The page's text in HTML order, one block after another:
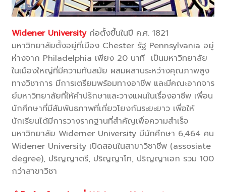
Widener Universityก่อตั้งขึ้นในปี ค.ศ. 1821
มหาวิทยาลัยตั้งอยู่ที่เมือง Chester รัฐ Pennsylvania อยู่
ห่างจาก Philadelphia เพียง 20 นาที เป็นมหาวิทยาลัย
ในเมืองใหญ่ที่มีความทันสมัย ผสมผสานระหว่างคุณภาพสูง
ทางวิชาการ มีการเตรียมพร้อมทางอาชีพ และมีคณะอากจาร
ย์มหาวิทยาลัยที่ให้คำปร๊กษาและวางแผนในเรื่องอาชีพ เพื่อน
นักศึกษาที่มีสัมพันธภาพที่เกี่ยวโยงกันระยะยาว เพื่อให้
นักเรียนได้มีการวางรากฐานที่สำคัญเพื่อความสำเร็จ
มหาวิทยาลัย Widerner University มีนักศึกษา 6,464 คน
Widener University เปิดสอนในสาขาวิชาชีพ (assosiate
degree), ปริญญาตรี, ปริญญาโท, ปริญญาเอก รวม 100
กว่าสาขาวิชา